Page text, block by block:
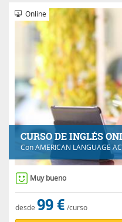
CURSO DE INGLÉS
ConAMERICAN LANGUAGE
Online
Muy bueno
desde 99 € /curso